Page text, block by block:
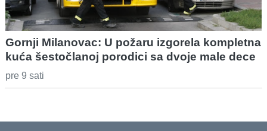
Gornji Milanovac: U požaru izgorela kompletna
kuća šestočlanoj porodici sa dvoje male dece
pre 9 sati